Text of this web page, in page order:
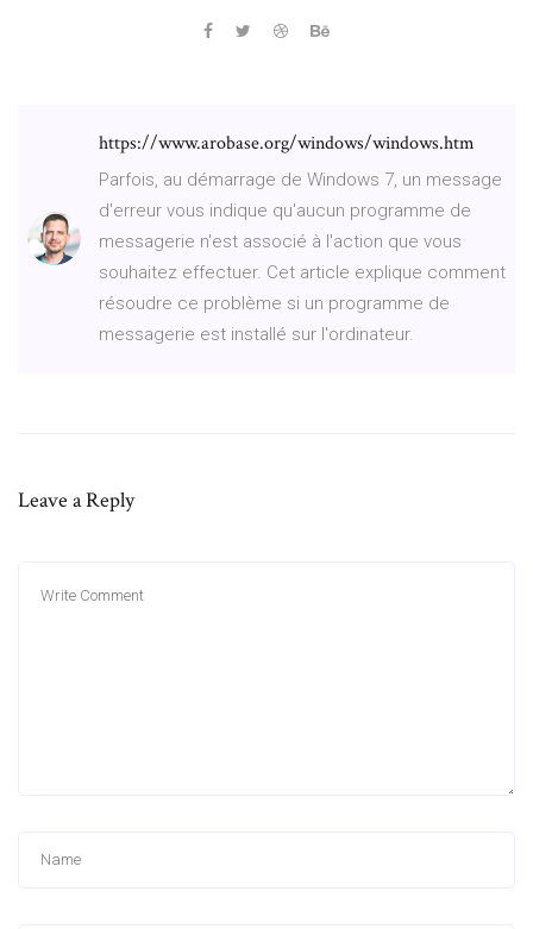
https://www.arobase.org/windows/windows.htm
Parfois, au démarrage de Windows 7, un message
d'erreur vous indique qu'aucun programme de
messagerie n'est associé à l'action que vous
souhaitez effectuer. Cet article explique comment
résoudre ce problème si un programme de
messagerie est installé sur l'ordinateur.
Leave a Reply